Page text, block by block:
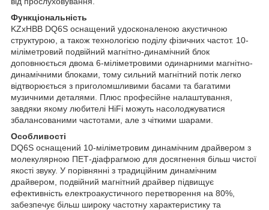
Функціональність
KZxHBB DQ6S оснащений удосконаленою акустичною
структурою, а також технологією поділу фізичних частот. 10-
міліметровий подвійний магнітно-динамічний блок
доповнюється двома 6-міліметровими одинарними магнітно-
динамічними блоками, тому сильний магнітний потік легко
відтворюється з приголомшливими басами та багатими
музичними деталями. Плюс професійне налаштування,
завдяки якому любителі HiFi можуть насолоджуватися
збалансованими частотами, але з чіткими шарами.
Особливості
DQ6S оснащений 10-міліметровим динамічним драйвером з
молекулярною ПЕТ-діафрагмою для досягнення більш чистої
якості звуку. У порівнянні з традиційним динамічним
драйвером, подвійний магнітний драйвер підвищує
ефективність електроакустичного перетворення на 80%,
забезпечує більш широку частотну характеристику та